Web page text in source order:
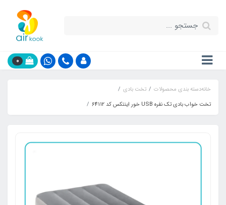
0
خانهدسته بندی محصولات
تخت بادی
تخت خواب بادی تک نفره USB خور اینتکس کد 64112